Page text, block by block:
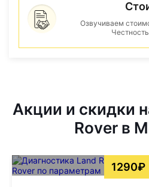
Озвучиваем
Акции и скидки
Rover в
1290₽